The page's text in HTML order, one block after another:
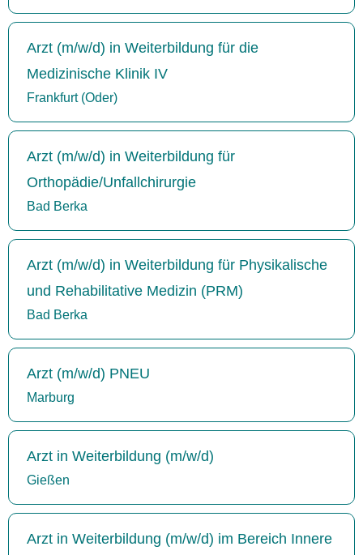
Arzt (m/w/d) in Weiterbildung für die
Medizinische Klinik IV
Frankfurt (Oder)
Arzt (m/w/d) in Weiterbildung für
Orthopädie/Unfallchirurgie
Bad Berka
Arzt (m/w/d) in Weiterbildung für Physikalische
und Rehabilitative Medizin (PRM)
Bad Berka
Arzt (m/w/d) PNEU
Marburg
Arzt in Weiterbildung (m/w/d)
Gießen
Arzt in Weiterbildung (m/w/d) im Bereich Innere